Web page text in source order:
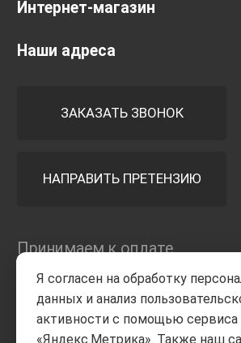
Интернет-магазин
Наши адреса
ЗАКАЗАТЬ ЗВОНОК
НАПРАВИТЬ ПРЕТЕНЗИЮ
Принимаем к оплате
Я согласен на обработку
данных и анализ
активности с помощью сервиса
«Яндекс.Метрика». Также наш